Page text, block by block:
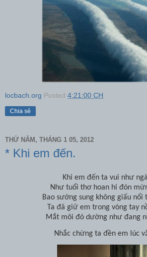
locbach.org Posted 4:21:00 CH
Chia sẻ
THỨ NĂM, THÁNG 1 05, 2012
* Khi em đến.
Khi em đến ta vui như
Như tuổi thơ hoan hỉ đón
Bao sướng sung không giấu nổi
Ta đã giữ em trong vòng tay
Mắt môi đó dường như đang
Nhắc chừng ta đền em lúc